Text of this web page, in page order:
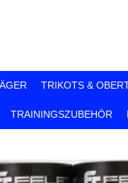
TRIKOTS &
TRAININGSZUBEHÖR